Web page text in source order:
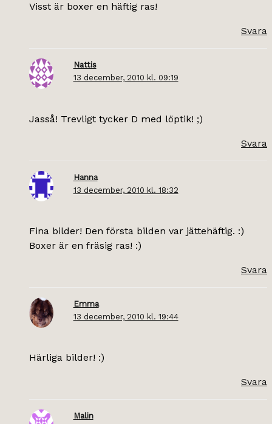
Visst är boxer en häftig ras!
Svara
Nattis
13 december, 2010 kl. 09:19
Jasså! Trevligt tycker D med löptik! ;)
Svara
Hanna
13 december, 2010 kl. 18:32
Fina bilder! Den första bilden var jättehäftig. :)
Boxer är en fräsig ras! :)
Svara
Emma
13 december, 2010 kl. 19:44
Härliga bilder! :)
Svara
Malin